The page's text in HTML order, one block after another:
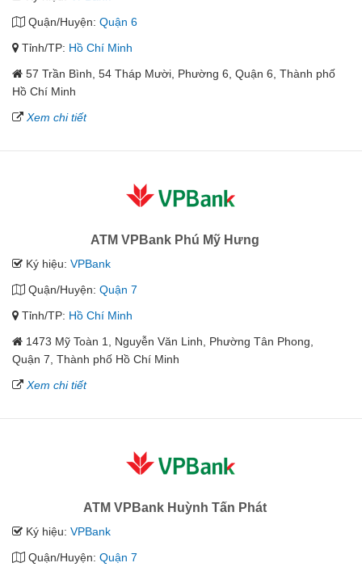
Quận/Huyện: Quận 6
Tỉnh/TP: Hồ Chí Minh
57 Trần Bình, 54 Tháp Mười, Phường 6, Quận 6, Thành phố
Hồ Chí Minh
Xem chi tiết
ATM VPBank Phú Mỹ Hưng
Ký hiệu: VPBank
Quận/Huyện: Quận 7
Tỉnh/TP: Hồ Chí Minh
1473 Mỹ Toàn 1, Nguyễn Văn Linh, Phường Tân Phong,
Quận 7, Thành phố Hồ Chí Minh
Xem chi tiết
ATM VPBank Huỳnh Tấn Phát
Ký hiệu: VPBank
Quận/Huyện: Quận 7